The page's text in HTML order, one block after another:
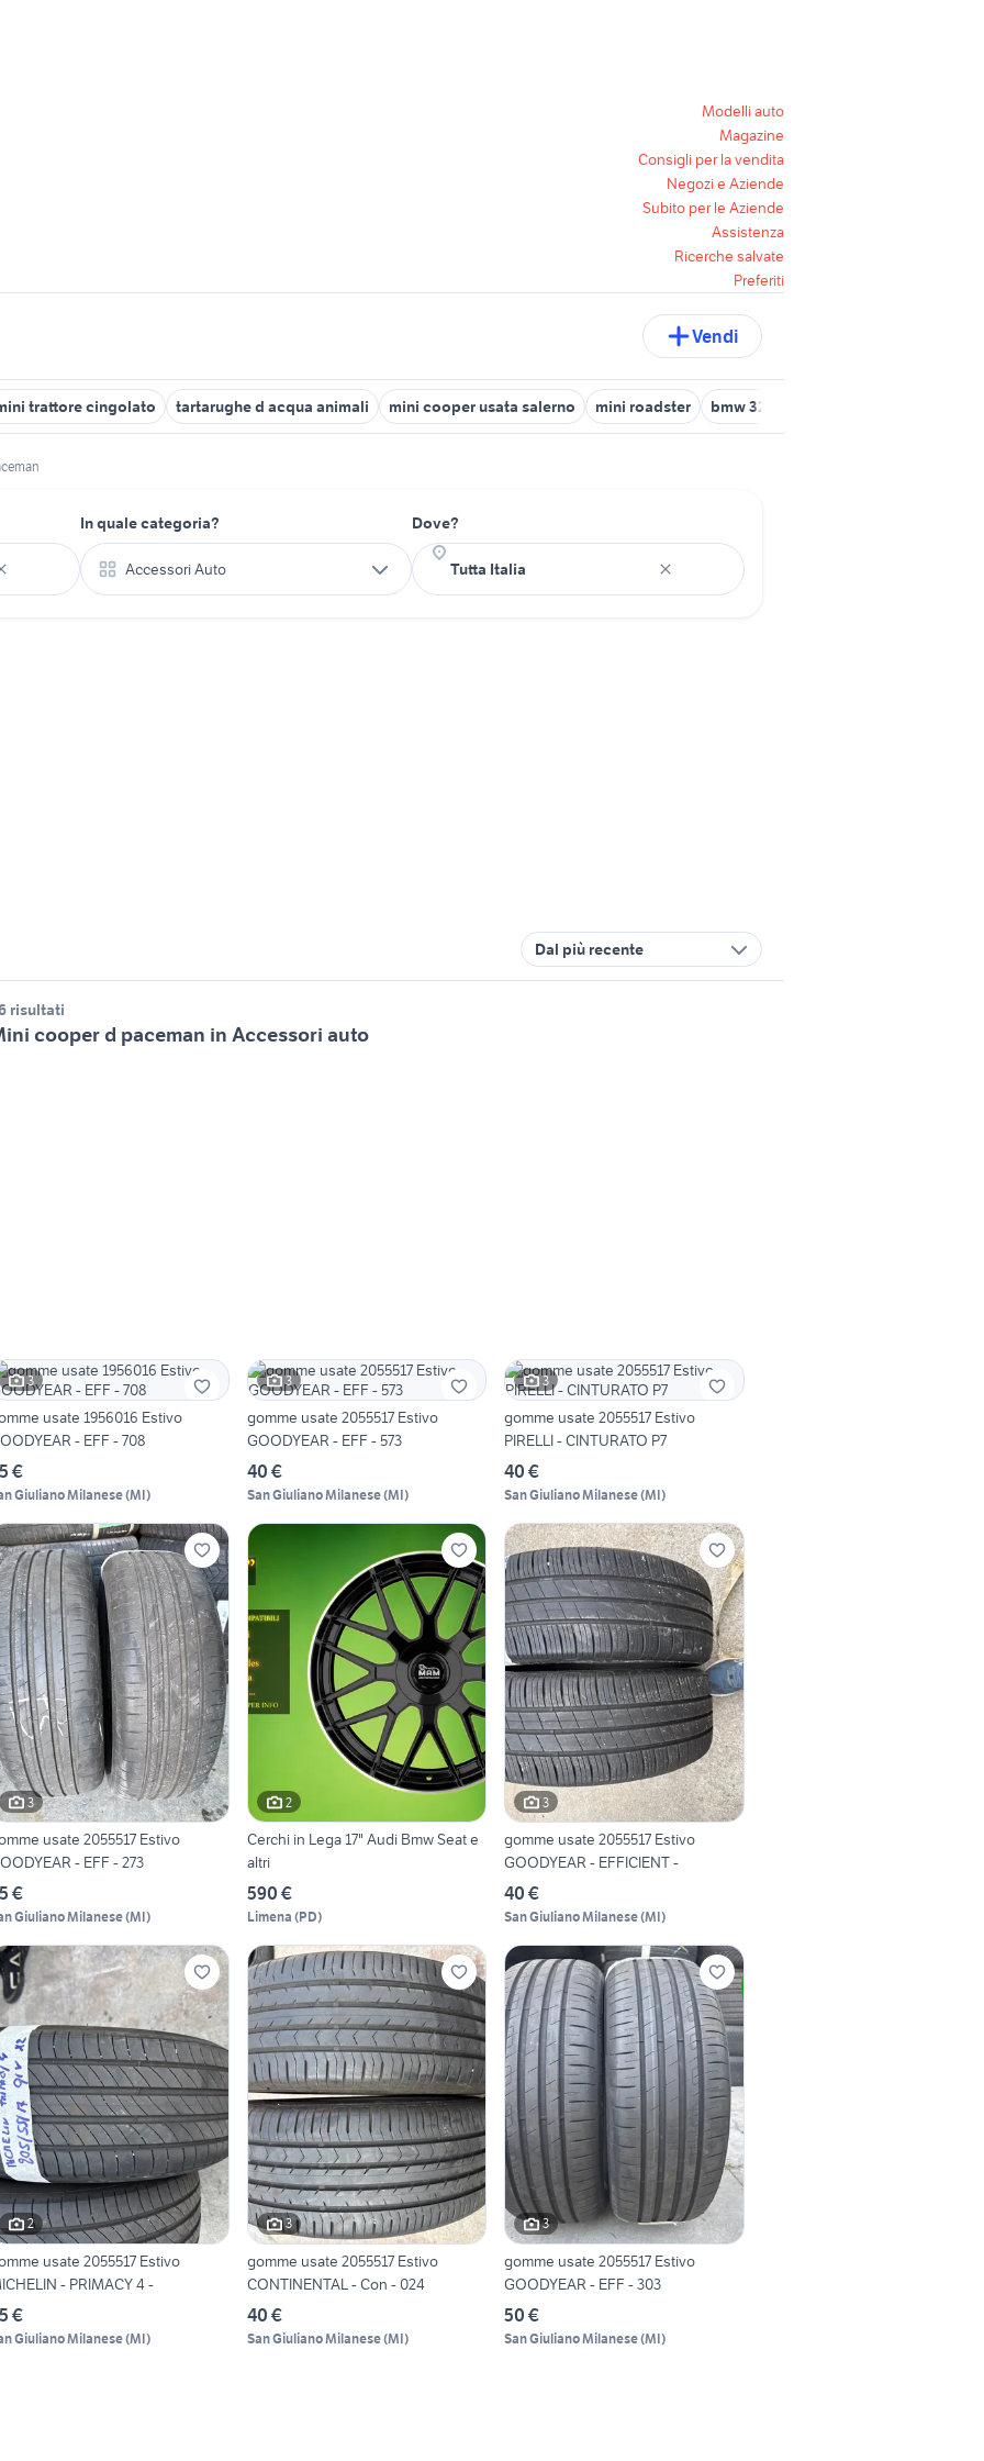
Modelli auto
Magazine
Consigli per la vendita
Negozi e Aziende
Subito per le Aziende
Assistenza
Ricerche salvate
Preferiti
Vendi
trattore cingolato tartarughe d acqua animali mini cooper usata salerno mini roadster bmw 320d 2008
In quale categoria?
Accessori Auto
Dove?
Dal più recente
risultati
cooper d paceman in Accessori auto
3
usate 1956016 Estivo
- EFF - 708
€
Giuliano Milanese(MI)
3
gomme usate 2055517 Estivo
GOODYEAR - EFF - 573
40 €
San Giuliano Milanese(MI)
3
gomme usate 2055517 Estivo
PIRELLI - CINTURATO P7
40 €
San Giuliano Milanese(MI)
3
usate 2055517 Estivo
- EFF - 273
€
Giuliano Milanese(MI)
2
Cerchi in Lega 17" Audi Bmw Seat e
altri
590 €
Limena (PD)
3
gomme usate 2055517 Estivo
GOODYEAR - EFFICIENT -
40 €
San Giuliano Milanese(MI)
2
usate 2055517 Estivo
- PRIMACY 4 -
€
Giuliano Milanese(MI)
3
gomme usate 2055517 Estivo
CONTINENTAL - Con - 024
40 €
San Giuliano Milanese(MI)
3
gomme usate 2055517 Estivo
GOODYEAR - EFF - 303
50 €
San Giuliano Milanese(MI)